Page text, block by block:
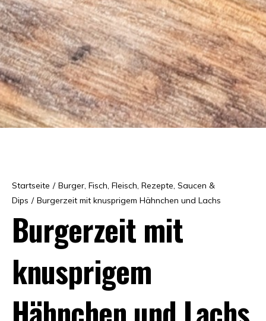
Startseite / Burger, Fisch, Fleisch, Rezepte, Saucen &
Dips / Burgerzeit mit knusprigem Hähnchen und Lachs
Burgerzeit mit
knusprigem
Hähnchen und Lachs